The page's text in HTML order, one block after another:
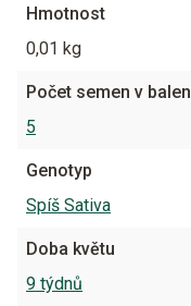
Hmotnost
0,01 kg
Počet semen v
5
Genotyp
Spíš Sativa
Doba květu
9 týdnů